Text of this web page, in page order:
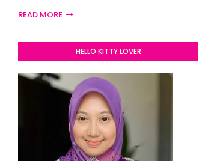
READ MORE
HELLO KITTY LOVER